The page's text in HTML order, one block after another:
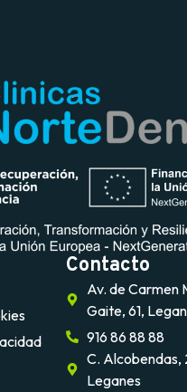
Contacto
Av. de Carmen
Gaite, 61,
916 86 88 88
C. Alcobendas,
Leganes